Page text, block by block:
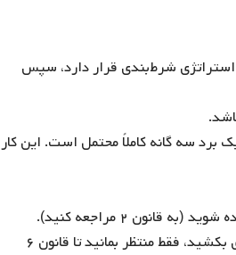
استراتژی شرط‌بندی قرار دارد، سپس
سه گانه کاملاً محتمل است. این کار
۴- از ضرر زیاد اجتناب کنید: پس از سه باخت پشت سرهم دست از شرط‌بندی بکشید، فقط منتظر بمانید تا قانون ۶